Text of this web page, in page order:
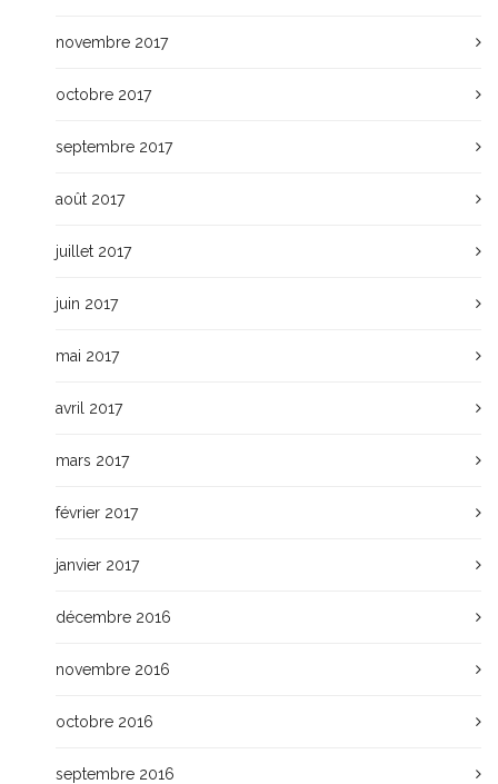
novembre 2017
octobre 2017
septembre 2017
août 2017
juillet 2017
juin 2017
mai 2017
avril 2017
mars 2017
février 2017
janvier 2017
décembre 2016
novembre 2016
octobre 2016
septembre 2016